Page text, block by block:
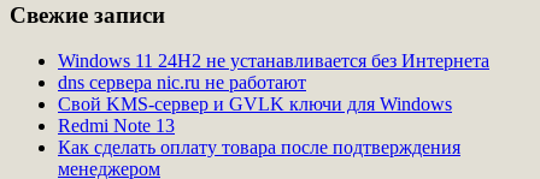
Свежие записи
Windows 11 24H2 не устанавливается без Интернета
dns сервера nic.ru не работают
Свой KMS-сервер и GVLK ключи для Windows
Redmi Note 13
Как сделать оплату товара после подтверждения
менеджером